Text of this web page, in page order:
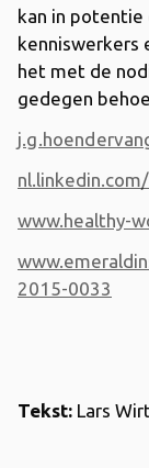
kan in potentie
kenniswerkers
het met de
gedegen
www.healthy-
2015-0033
Tekst: Lars